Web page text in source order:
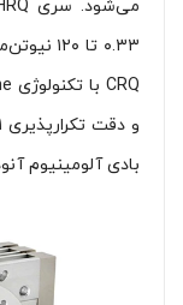
بادی آلومینیوم